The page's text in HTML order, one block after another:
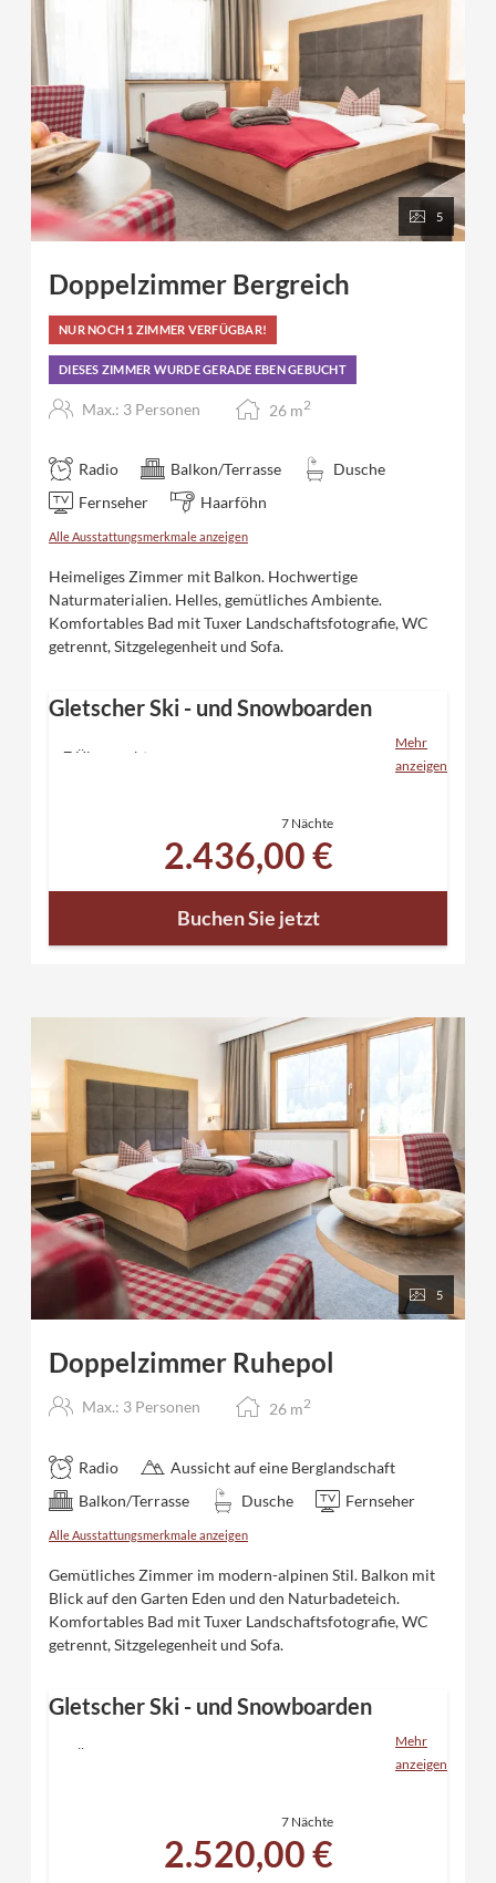
5
Doppelzimmer Bergreich
NUR NOCH 1 ZIMMER VERFÜGBAR!
DIESES ZIMMER WURDE GERADE EBEN GEBUCHT
Max.: 3 Personen 26 m2
Radio Balkon/Terrasse
Dusche
Fernseher
Haarföhn
Alle Ausstattungsmerkmale anzeigen
Heimeliges Zimmer mit Balkon. Hochwertige
Naturmaterialien. Helles, gemütliches Ambiente.
Komfortables Bad mit Tuxer Landschaftsfotografie, WC
getrennt, Sitzgelegenheit und Sofa.
Gletscher Ski - und Snowboarden
7 Übernachtungen
6 Tage Skipass für den Hintertuxer Gletscher
Relaxen in unserem Saunaparadies mit direktem
Zugang in den verschneiten Garten
kostenloser Skibustransfer - mit dem Tuxer
Sportbus in 5 Minuten ins Skigebiet Zillertal 3000
und in 7 Minuten zum Hintertuxer Gletscher -
Mehr
anzeigen
7 Nächte
2.436,00 €
Buchen Sie jetzt
5
Doppelzimmer Ruhepol
Max.: 3 Personen 26 m2
Radio
Aussicht auf eine Berglandschaft
Balkon/Terrasse
Dusche Fernseher
Alle Ausstattungsmerkmale anzeigen
Gemütliches Zimmer im modern-alpinen Stil. Balkon mit
Blick auf den Garten Eden und den Naturbadeteich.
Komfortables Bad mit Tuxer Landschaftsfotografie, WC
getrennt, Sitzgelegenheit und Sofa.
Gletscher Ski - und Snowboarden
7 Übernachtungen
6 Tage Skipass für den Hintertuxer Gletscher
Relaxen in unserem Saunaparadies mit direktem
Zugang in den verschneiten Garten
Mehr
anzeigen
7 Nächte
2.520,00 €